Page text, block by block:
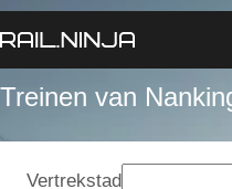
Treinen van
Vertrekstad